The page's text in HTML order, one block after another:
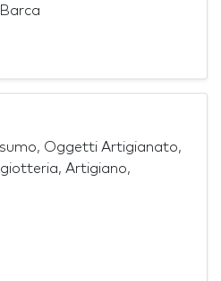
Oggetti Artigianato,
Artigiano,